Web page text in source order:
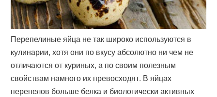
Перепелиные яйца не так широко используются в
кулинарии, хотя они по вкусу абсолютно ни чем не
отличаются от куриных, а по своим полезным
свойствам намного их превосходят. В яйцах
перепелов больше белка и биологически активных